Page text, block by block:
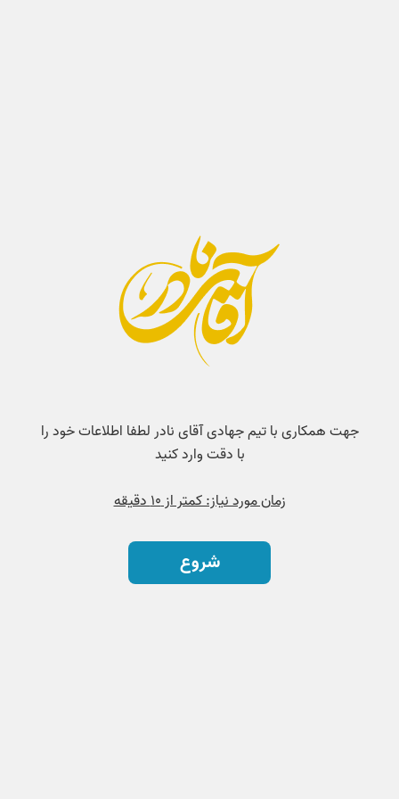
جهت همکاری با تیم جهادی آقای نادر لطفا اطلاعات خود را
با دقت وارد کنید
زمان مورد نیاز: کمتر از ۱۰ دقیقه
شروع